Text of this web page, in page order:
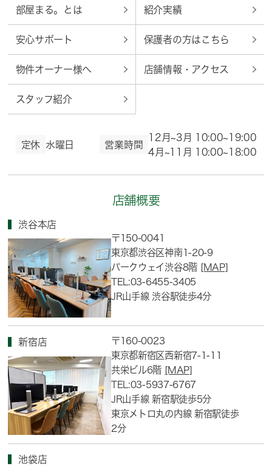
部屋まる。とは 紹介実績
安心サポート 保護者の方はこちら
物件オーナー様へ 店舗情報・アクセス
スタッフ紹介
定休 水曜日 営業時間
12月~3月 10:00~19:00
4月~11月 10:00~18:00
店舗概要
渋谷本店
〒150-0041
東京都渋谷区神南1-20-9
パークウェイ渋谷8階 [MAP]
TEL:03-6455-3405
JR山手線 渋谷駅徒歩4分
新宿店
〒160-0023
東京都新宿区西新宿7-1-11
共栄ビル6階 [MAP]
TEL:03-5937-6767
JR山手線 新宿駅徒歩5分
東京メトロ丸の内線 新宿駅徒歩
2分
池袋店